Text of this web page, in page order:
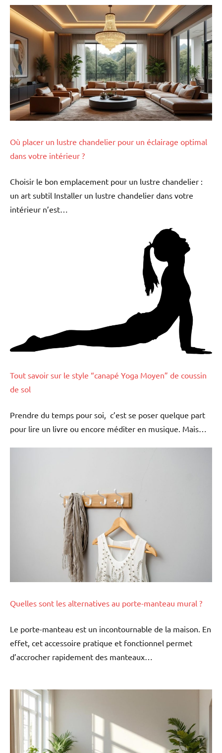
Où placer un lustre chandelier pour un éclairage optimal
dans votre intérieur ?
Choisir le bon emplacement pour un lustre chandelier :
un art subtil Installer un lustre chandelier dans votre
intérieur n’est…
Tout savoir sur le style “canapé Yoga Moyen” de coussin
de sol
Prendre du temps pour soi, c’est se poser quelque part
pour lire un livre ou encore méditer en musique. Mais…
Quelles sont les alternatives au porte-manteau mural ?
Le porte-manteau est un incontournable de la maison. En
effet, cet accessoire pratique et fonctionnel permet
d’accrocher rapidement des manteaux…